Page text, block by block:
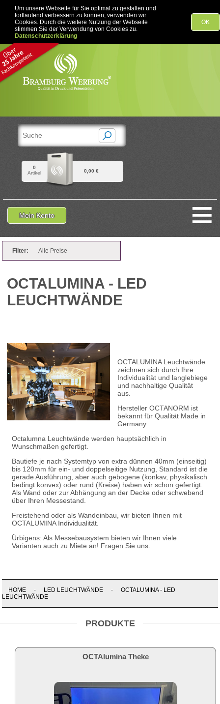
Um unsere Webseite für Sie optimal zu gestalten und
fortlaufend verbessern zu können, verwenden wir
Cookies. Durch die weitere Nutzung der Webseite
stimmen Sie der Verwendung von Cookies zu.
Datenschutzerklärung
OK
0
Artikel
0,00 €
Mein Konto ≡
Filter: Alle Preise
OCTALUMINA - LED
LEUCHTWÄNDE
OCTALUMINA Leuchtwände
zeichnen sich durch Ihre
Individualität und langlebiege
und nachhaltige Qualität
aus.
Hersteller OCTANORM ist
bekannt für Qualität Made in
Germany.
Octalumna Leuchtwände werden hauptsächlich in
Wunschmaßen gefertigt.
Bautiefe je nach Systemtyp von extra dünnen 40mm (einseitig)
bis 120mm für ein- und doppelseitige Nutzung, Standard ist die
gerade Ausführung, aber auch gebogene (konkav, physikalisch
bedingt konvex) oder rund (Kreise) haben wir schon gefertigt.
Als Wand oder zur Abhängung an der Decke oder schwebend
über Ihren Messestand.
Freistehend oder als Wandeinbau, wir bieten Ihnen mit
OCTALUMINA Individualität.
Ürbigens: Als Messebausystem bieten wir Ihnen viele
Varianten auch zu Miete an! Fragen Sie uns.
HOME - LED LEUCHTWÄNDE -
OCTALUMINA - LED
LEUCHTWÄNDE
PRODUKTE
OCTAlumina Theke